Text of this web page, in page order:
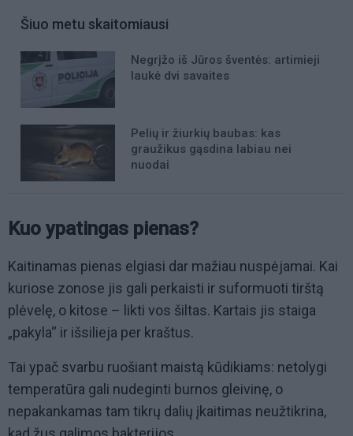
Šiuo metu skaitomiausi
Negrįžo iš Jūros šventės: artimieji
laukė dvi savaites
Pelių ir žiurkių baubas: kas
graužikus gąsdina labiau nei
nuodai
Kuo ypatingas pienas?
Kaitinamas pienas elgiasi dar mažiau nuspėjamai. Kai
kuriose zonose jis gali perkaisti ir suformuoti tirštą
plėvelę, o kitose – likti vos šiltas. Kartais jis staiga
„pakyla“ ir išsilieja per kraštus.
Tai ypač svarbu ruošiant maistą kūdikiams: netolygi
temperatūra gali nudeginti burnos gleivinę, o
nepakankamas tam tikrų dalių įkaitimas neužtikrina,